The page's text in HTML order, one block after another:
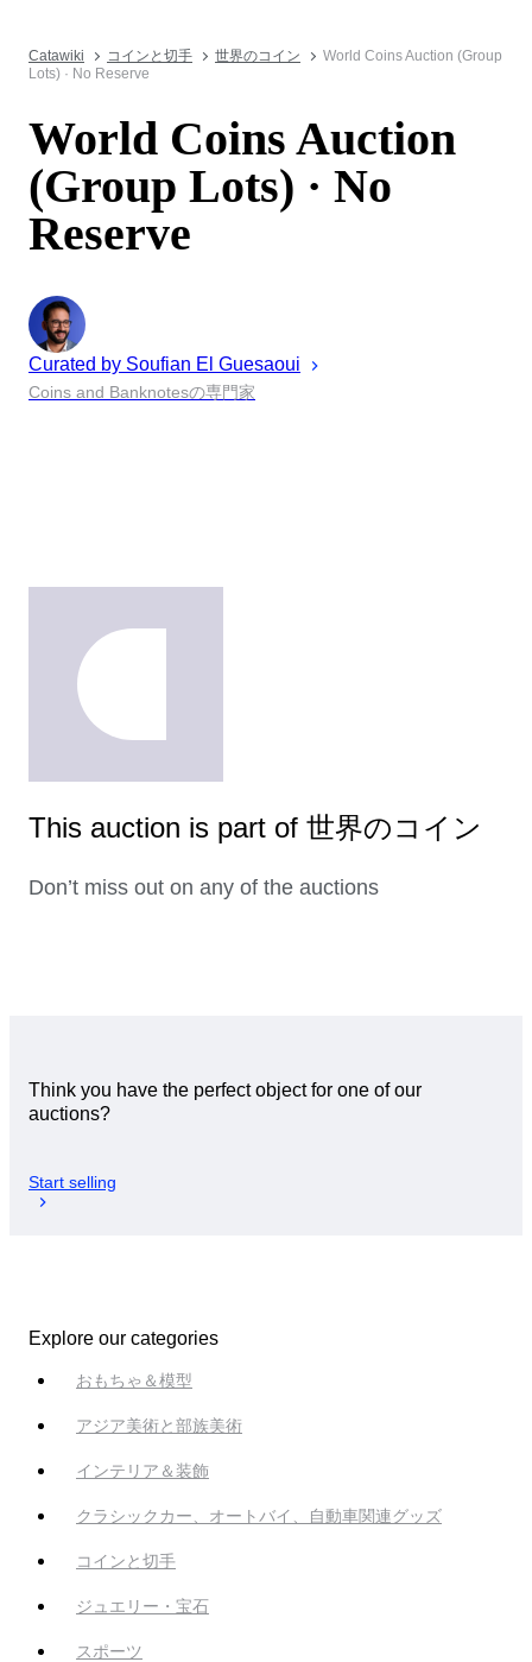
Catawiki コインと切手 世界のコイン
World Coins Auction (Group
Lots) · No Reserve
World Coins Auction
(Group Lots) · No
Reserve
Curated by Soufian El Guesaoui
Coins and Banknotesの専門家
This auction is part of 世界のコイン
Don’t miss out on any of the auctions
Think you have the perfect object for one of our
auctions?
Start selling
Explore our categories
おもちゃ＆模型
アジア美術と部族美術
インテリア＆装飾
クラシックカー、オートバイ、自動車関連グッズ
コインと切手
ジュエリー・宝石
スポーツ